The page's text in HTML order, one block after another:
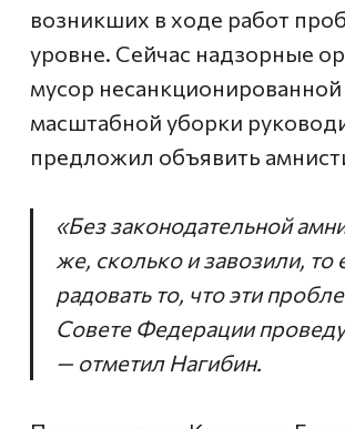
возникших в ходе работ
уровне. Сейчас надзорные
мусор
масштабной уборки
предложил объявить
«Без законодательной
же, сколько и завозили,
радовать то, что эти
Совете Федерации
— отметил Нагибин.